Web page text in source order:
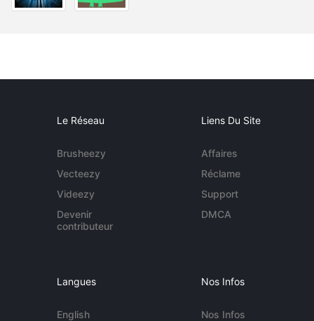
Le Réseau
Brusheezy
Vecteezy
Videezy
Devenir
contributeur
Liens Du Site
Affaires
Réclame
Support
DMCA
Langues
English
Nos Infos
Nos Infos